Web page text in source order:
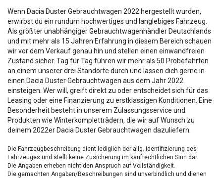
Wenn Dacia Duster Gebrauchtwagen 2022 hergestellt wurden,
erwirbst du ein rundum hochwertiges und langlebiges Fahrzeug.
Als größter unabhängiger Gebrauchtwagenhändler Deutschlands
und mit mehr als 15 Jahren Erfahrung in diesem Bereich schauen
wir vor dem Verkauf genau hin und stellen einen einwandfreien
Zustand sicher. Tag für Tag führen wir mehr als 50 Probefahrten
an einem unserer drei Standorte durch und lassen dich gerne in
einen Dacia Duster Gebrauchtwagen aus dem Jahr 2022
einsteigen. Wer will, greift direkt zu oder entscheidet sich für das
Leasing oder eine Finanzierung zu erstklassigen Konditionen. Eine
Besonderheit besteht in unserem Zulassungsservice und
Produkten wie Winterkompletträdern, die wir auf Wunsch zu
deinem 2022er Dacia Duster Gebrauchtwagen dazuliefern.
Die Fahrzeugbeschreibung dient lediglich der allg. Identifizierung des
Fahrzeuges und stellt keine Zusicherung im kaufrechtlichen Sinn dar.
Die Angaben erheben nicht den Anspruch auf Vollständigkeit.
Die gemachten Angaben/Beschreibungen sind unverbindlich und dienen